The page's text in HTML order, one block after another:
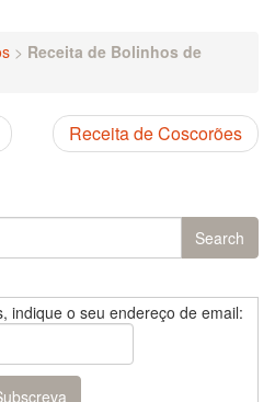
> Receita de Bolinhos de
Receita de Coscorões
Search
indique o seu endereço de email: